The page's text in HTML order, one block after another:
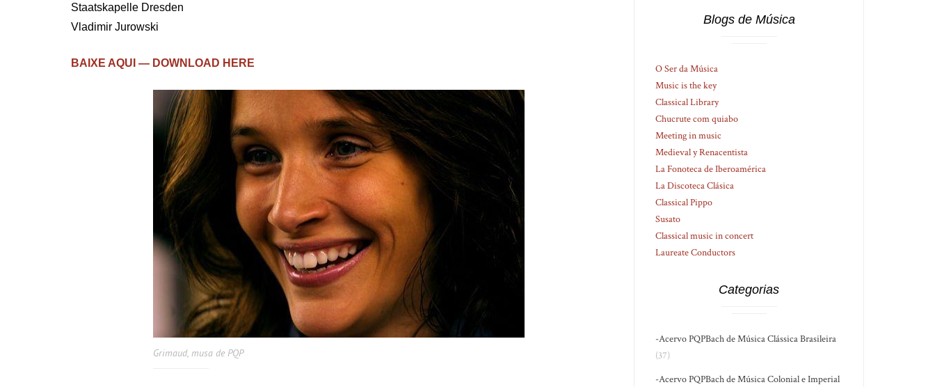
Staatskapelle Dresden
Vladimir Jurowski
BAIXE AQUI — DOWNLOAD HERE
Grimaud, musa de PQP
Blogs de Música
O Ser da Música
Music is the key
Classical Library
Chucrute com quiabo
Meeting in music
Medieval y Renacentista
La Fonoteca de Iberoamérica
La Discoteca Clásica
Classical Pippo
Susato
Classical music in concert
Laureate Conductors
Categorias
-Acervo PQPBach de Música Clássica Brasileira
(37)
-Acervo PQPBach de Música Colonial e Imperial